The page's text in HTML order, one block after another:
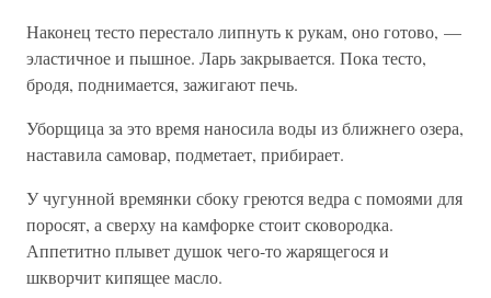
Наконец тесто перестало липнуть к рукам, оно готово, —
эластичное и пышное. Ларь закрывается. Пока тесто,
бродя, поднимается, зажигают печь.
Уборщица за это время наносила воды из ближнего озера,
наставила самовар, подметает, прибирает.
У чугунной времянки сбоку греются ведра с помоями для
поросят, а сверху на камфорке стоит сковородка.
Аппетитно плывет душок чего-то жарящегося и
шкворчит кипящее масло.